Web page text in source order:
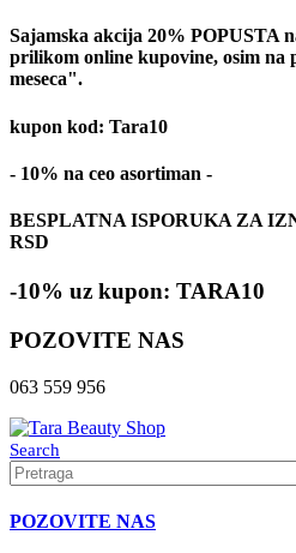
Sajamska akcija 20% POPUSTA
prilikom online kupovine, osim na
meseca".
kupon kod: Tara10
- 10% na ceo asortiman -
BESPLATNA ISPORUKA ZA
RSD
-10% uz kupon: TARA10
POZOVITE NAS
063 559 956
Search
POZOVITE NAS